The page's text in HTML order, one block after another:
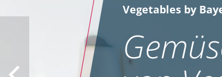
Vegetables by